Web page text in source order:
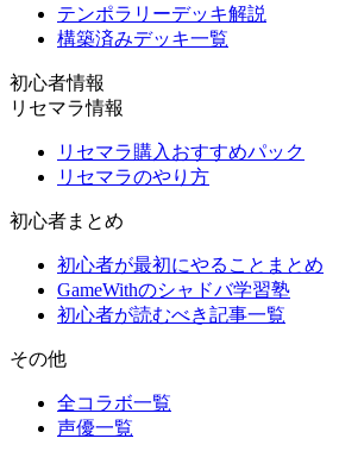
テンポラリーデッキ解説
構築済みデッキ一覧
初心者情報
リセマラ情報
リセマラ購入おすすめパック
リセマラのやり方
初心者まとめ
初心者が最初にやることまとめ
GameWithのシャドバ学習塾
初心者が読むべき記事一覧
その他
全コラボ一覧
声優一覧